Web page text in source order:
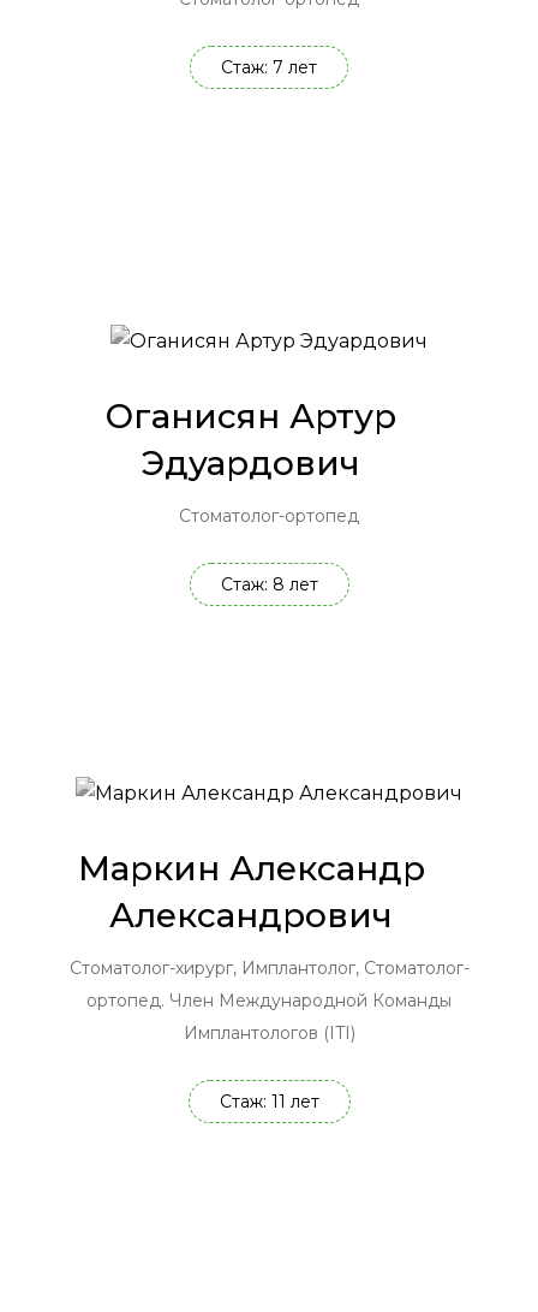
Стаж: 7 лет
Оганисян Артур
Эдуардович
Стоматолог-ортопед
Стаж: 8 лет
Маркин Александр
Александрович
Стоматолог-хирург, Имплантолог, Стоматолог-
ортопед. Член Международной Команды
Имплантологов (ITI)
Стаж: 11 лет